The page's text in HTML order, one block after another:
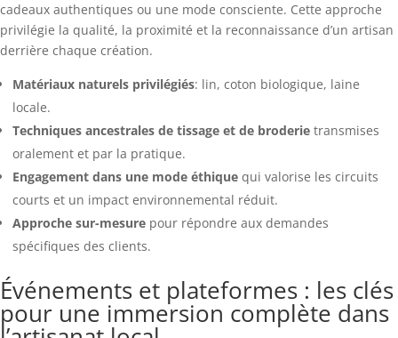
cadeaux authentiques ou une mode consciente. Cette approche
privilégie la qualité, la proximité et la reconnaissance d’un artisan
derrière chaque création.
Matériaux naturels privilégiés: lin, coton biologique, laine
locale.
Techniques ancestrales de tissage et de broderie transmises
oralement et par la pratique.
Engagement dans une mode éthique qui valorise les circuits
courts et un impact environnemental réduit.
Approche sur-mesure pour répondre aux demandes
spécifiques des clients.
Événements et plateformes : les clés
pour une immersion complète dans